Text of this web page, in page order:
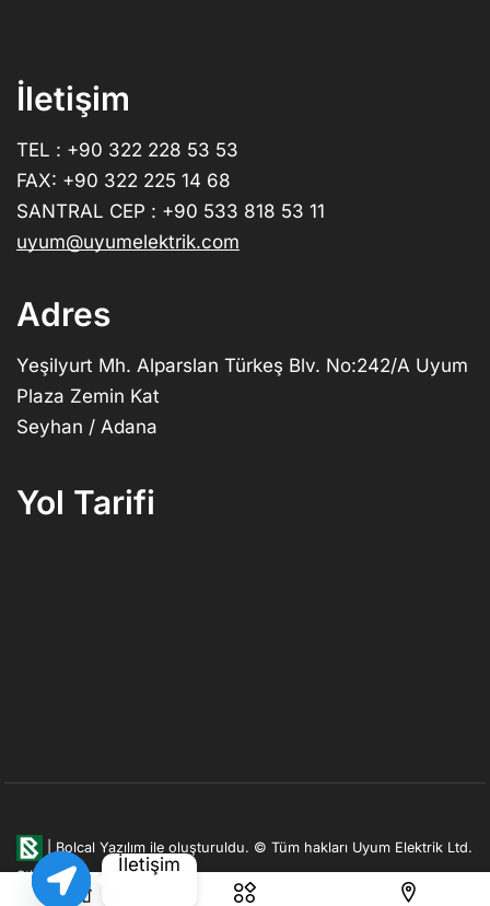
İletişim
TEL : +90 322 228 53 53
FAX: +90 322 225 14 68
SANTRAL CEP : +90 533 818 53 11
uyum@uyumelektrik.com
Adres
Yeşilyurt Mh. Alparslan Türkeş Blv. No:242/A Uyum
Plaza Zemin Kat
Seyhan / Adana
Yol Tarifi
Bolcal Yazılım ile oluşturuldu. © Tüm hakları Uyum Elektrik Ltd.
Şti. firmasına aittir.
İletişim